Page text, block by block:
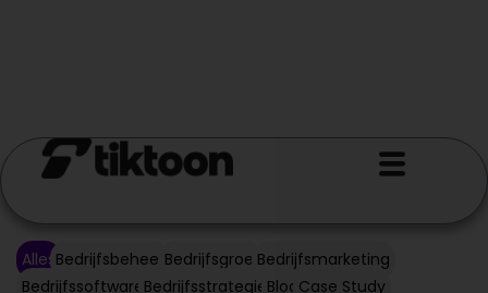
Alles Bedrijfsbeheer Bedrijfsgroei Bedrijfsmarketing
Bedrijfssoftware Bedrijfsstrategie Blog Case Study